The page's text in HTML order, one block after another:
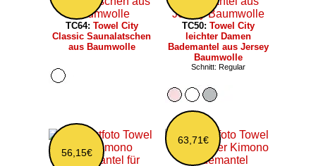
TC64: Towel City
Classic Saunalatschen
aus Baumwolle
TC50: Towel City
leichter Damen
Bademantel aus Jersey
Baumwolle
Schnitt: Regular
56,15€
63,71€